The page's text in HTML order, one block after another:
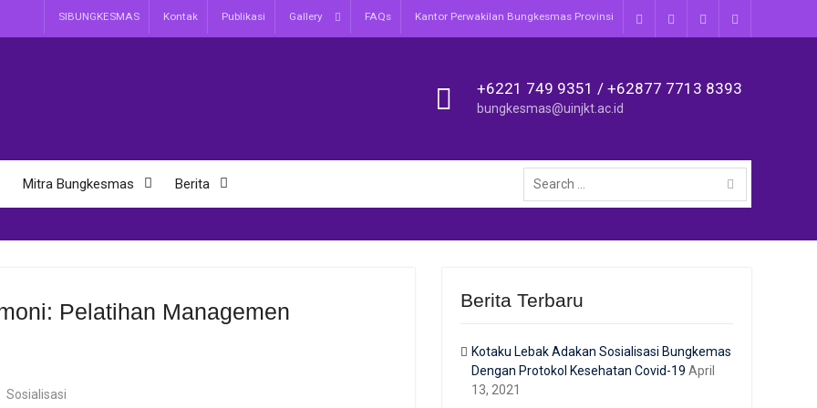
SIBUNGKESMAS Kontak Publikasi Gallery FAQs Kantor Perwakilan Bungkesmas Provinsi
+6221 749 9351 / +62877 7713 8393
bungkesmas@uinjkt.ac.id
Mitra Bungkesmas Berita
Search
for:
Pelatihan Managemen
Sosialisasi
Berita Terbaru
Kotaku Lebak Adakan Sosialisasi Bungkemas
Dengan Protokol Kesehatan Covid-19 April
13, 2021